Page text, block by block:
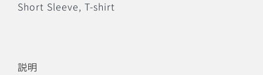
White
Short Sleeve, T-shirt
説明